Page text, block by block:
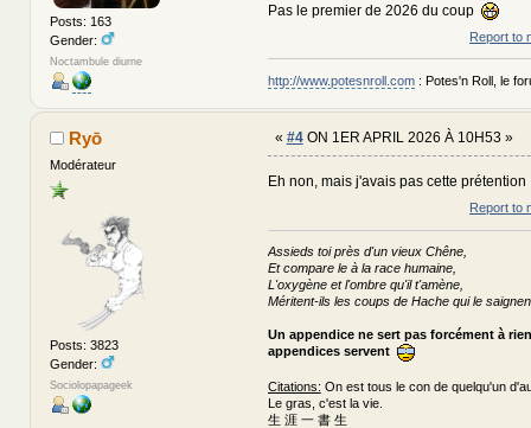
Posts: 163
Gender:
Noctambule diurne
Pas le premier de 2026 du coup
Report to
http://www.potesnroll.com: Potes'n Roll, le
Ryō
Modérateur
Posts: 3823
Gender:
Sociolopapageek
« #4ON 1ER APRIL 2026 À 10H53 »
Eh non, mais j'avais pas cette
Report to
Assieds toi près d'un vieux Chêne,
Et compare le à la race humaine,
L'oxygène et l'ombre qu'il t'amène,
Méritent-ils les coups de Hache qui le
Un appendice ne sert pas forcément à
appendices servent
Citations: On est tous le con de quelqu'un
Le gras, c'est la vie.
生 涯 一 書 生